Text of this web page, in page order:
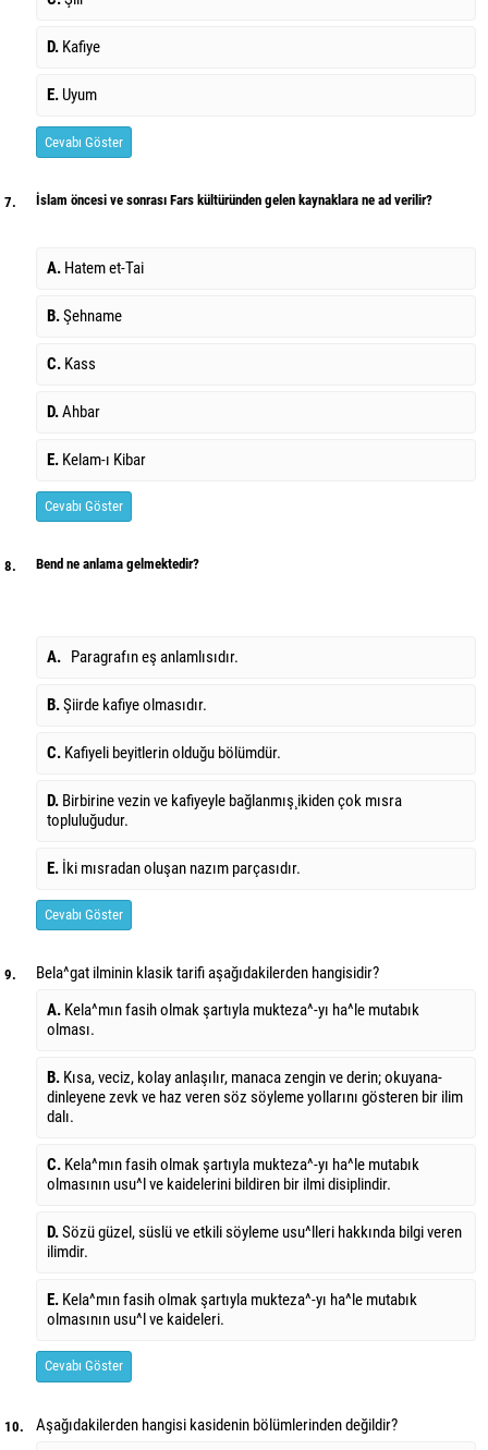
D. Kafiye
E. Uyum
Cevabı Göster
7. İslam öncesi ve sonrası Fars kültüründen gelen kaynaklara ne ad verilir?
A. Hatem et-Tai
B.Şehname
C. Kass
D.Ahbar
E. Kelam-ı Kibar
Cevabı Göster
8. Bend ne anlama gelmektedir?
A. Paragrafın eş anlamlısıdır.
B.Şiirde kafiye olmasıdır.
C. Kafiyeli beyitlerin olduğu bölümdür.
D. Birbirine vezin ve kafiyeyle bağlanmış¸ ikiden çok mısra
topluluğudur.
E. İki mısradan oluşan nazım parçasıdır.
Cevabı Göster
9.
Bela^gat ilminin klasik tarifi aşağıdakilerden hangisidir?
A. Kela^mın fasih olmak şartıyla mukteza^-yı ha^le mutabık
olması.
B. Kısa, veciz, kolay anlaşılır, manaca zengin ve derin; okuyana-
dinleyene zevk ve haz veren söz söyleme yollarını gösteren bir ilim
dalı.
C. Kela^mın fasih olmak şartıyla mukteza^-yı ha^le mutabık
olmasının usu^l ve kaidelerini bildiren bir ilmi disiplindir.
D.Sözü güzel, süslü ve etkili söyleme usu^lleri hakkında bilgi veren
ilimdir.
E. Kela^mın fasih olmak şartıyla mukteza^-yı ha^le mutabık
olmasının usu^l ve kaideleri.
Cevabı Göster
10.
Aşağıdakilerden hangisi kasidenin bölümlerinden değildir?